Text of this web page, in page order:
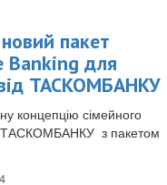
пакет
Banking для
ТАСКОМБАНКУ
концепцію сімейного
ТАСКОМБАНКУ з пакетом